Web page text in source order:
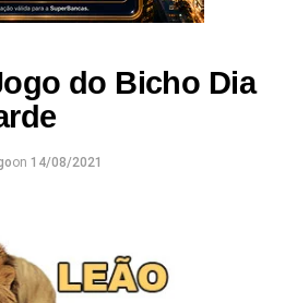
do Bicho Dia
on 14/08/2021